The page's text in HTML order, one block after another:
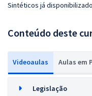
Sintéticos já
Conteúdo deste
Videoaulas Aulas em
Legislação